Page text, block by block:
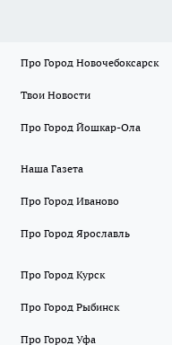
Про Город Новочебоксарск
Твои Новости
Про Город Йошкар-Ола
Наша Газета
Про Город Иваново
Про Город Ярославль
Про Город Курск
Про Город Рыбинск
Про Город Уфа